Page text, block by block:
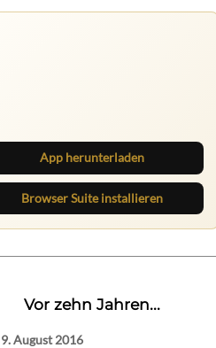
App herunterladen
Browser Suite installieren
Vor zehn Jahren...
9. August 2016